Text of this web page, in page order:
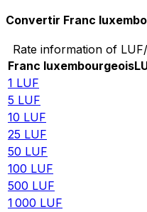
Convertir Franc
Rate information of
Franc luxembourgeois
1 LUF
5 LUF
10 LUF
25 LUF
50 LUF
100 LUF
500 LUF
1 000 LUF